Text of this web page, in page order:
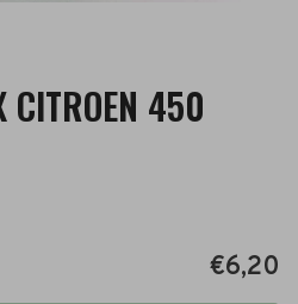
CITROEN 450
€6,20